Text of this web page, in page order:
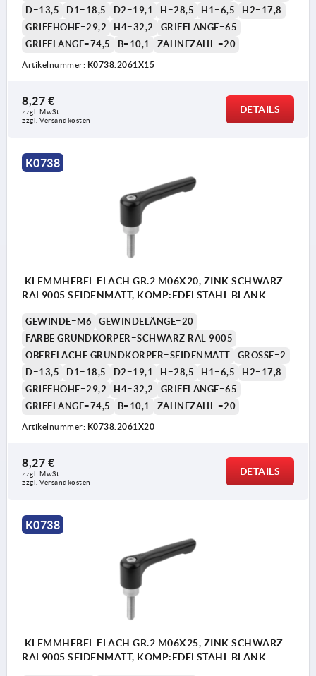
D=13,5 D1=18,5 D2=19,1 H=28,5 H1=6,5
H2=17,8
GRIFFHÖHE=29,2
H4=32,2
GRIFFLÄNGE=65
GRIFFLÄNGE=74,5
B=10,1 ZÄHNEZAHL =20
Artikelnummer: K0738.2061X15
8,27 €
zzgl. MwSt.
zzgl. Versandkosten
DETAILS
K0738
KLEMMHEBEL FLACH GR.2 M06X20, ZINK SCHWARZ
RAL9005 SEIDENMATT, KOMP:EDELSTAHL BLANK
GEWINDE=M6
GEWINDELÄNGE=20
FARBE GRUNDKÖRPER=SCHWARZ RAL 9005
OBERFLÄCHE GRUNDKÖRPER=SEIDENMATT
GRÖSSE=2
D=13,5
D1=18,5 D2=19,1 H=28,5 H1=6,5
H2=17,8
GRIFFHÖHE=29,2
H4=32,2
GRIFFLÄNGE=65
GRIFFLÄNGE=74,5
B=10,1 ZÄHNEZAHL =20
Artikelnummer: K0738.2061X20
8,27 €
zzgl. MwSt.
zzgl. Versandkosten
DETAILS
K0738
KLEMMHEBEL FLACH GR.2 M06X25, ZINK SCHWARZ
RAL9005 SEIDENMATT, KOMP:EDELSTAHL BLANK